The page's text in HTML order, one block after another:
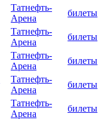
Татнефть-
Арена
билеты
Татнефть-
Арена
билеты
Татнефть-
Арена
билеты
Татнефть-
Арена
билеты
Татнефть-
Арена
билеты